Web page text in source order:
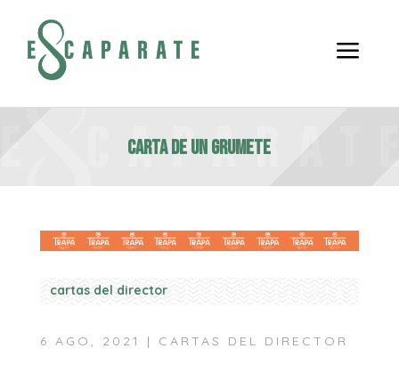
a
Carta de un grumete
cartas del director
6 AGO, 2021 | CARTAS DEL DIRECTOR